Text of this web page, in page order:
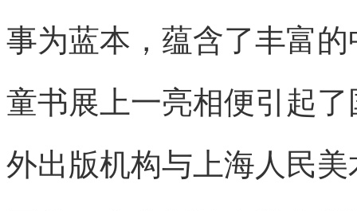
事为蓝本，蕴含了丰富
童书展上一亮相便引起
外出版机构与上海人民